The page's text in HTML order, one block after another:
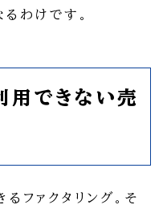
わけです。
用できない売
ファクタリング。そ